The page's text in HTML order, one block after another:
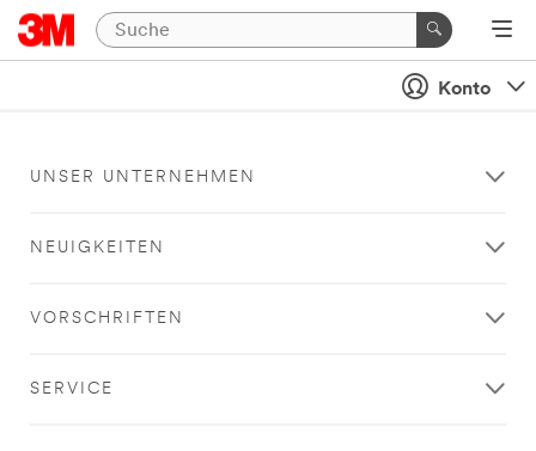
Konto
UNSER UNTERNEHMEN
NEUIGKEITEN
VORSCHRIFTEN
SERVICE